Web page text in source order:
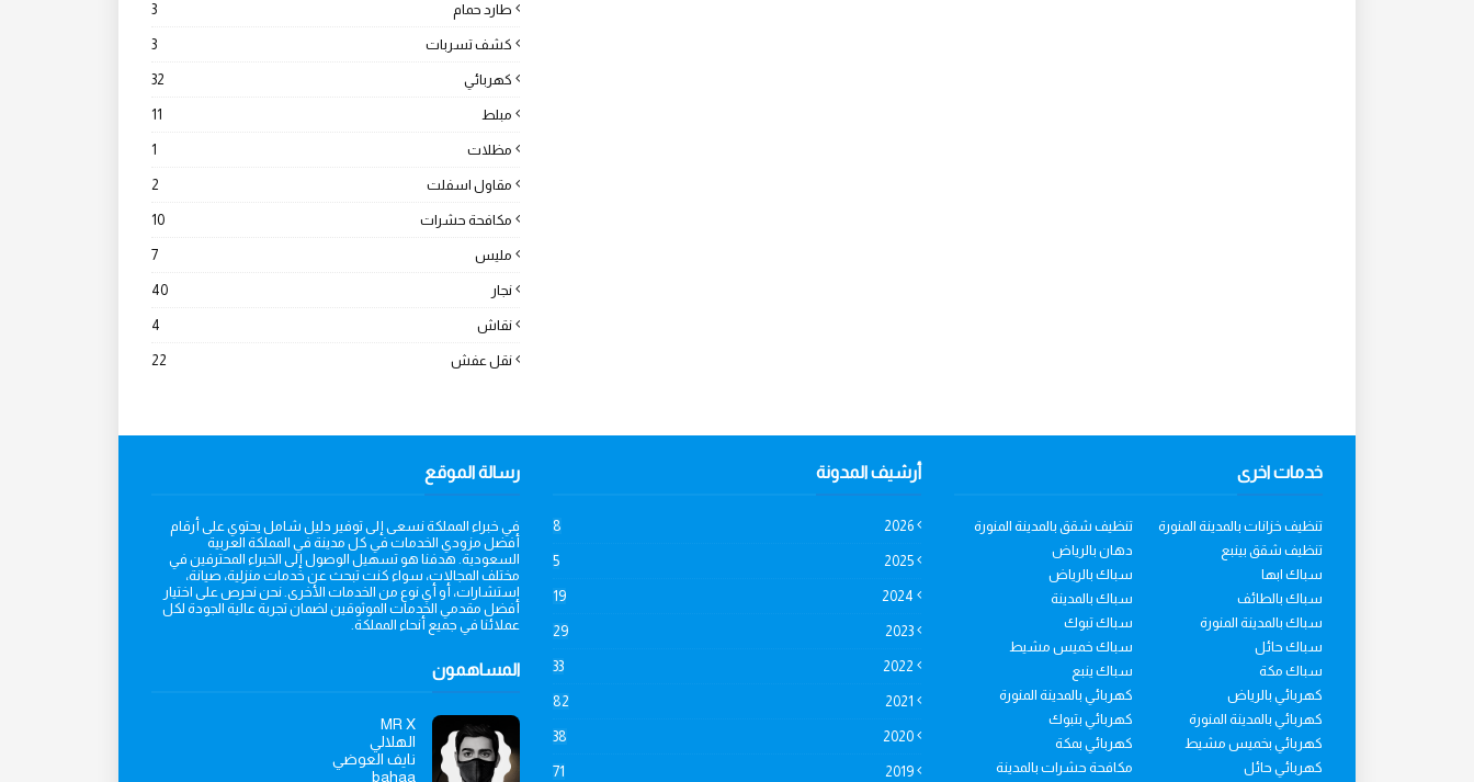
طارد حمام 3
كشف تسربات 3
كهربائي 32
مبلط 11
مظلات 1
مقاول اسفلت 2
مكافحة حشرات 10
مليس 7
نجار 40
نقاش 4
نقل عفش 22
خدمات اخرى
تنظيف خزانات بالمدينة المنورة
تنظيف شقق بالمدينة المنورة
تنظيف شقق بينبع
دهان بالرياض
سباك ابها
سباك بالرياض
سباك بالطائف
سباك بالمدينة
سباك بالمدينة المنورة
سباك تبوك
سباك حائل
سباك خميس مشيط
سباك مكة
سباك ينبع
كهربائي بالرياض
كهربائي بالمدينة المنورة
كهربائي بالمدينة المنورة
كهربائي بتبوك
كهربائي بخميس مشيط
كهربائي بمكة
كهربائي حائل
مكافحة حشرات بالمدينة
أرشيف المدونة
2026
8
2025
5
2024
19
2023
29
2022
33
2021
82
2020
38
2019
71
رسالة الموقع
في خبراء المملكة نسعى إلى توفير دليل شامل يحتوي على أرقام
أفضل مزودي الخدمات في كل مدينة في المملكة العربية
السعودية. هدفنا هو تسهيل الوصول إلى الخبراء المحترفين في
مختلف المجالات، سواء كنت تبحث عن خدمات منزلية، صيانة،
استشارات، أو أي نوع من الخدمات الأخرى. نحن نحرص على اختيار
أفضل مقدمي الخدمات الموثوقين لضمان تجربة عالية الجودة لكل
عملائنا في جميع أنحاء المملكة.
المساهمون
MR X
الهلالي
نايف العوضي
bahaa